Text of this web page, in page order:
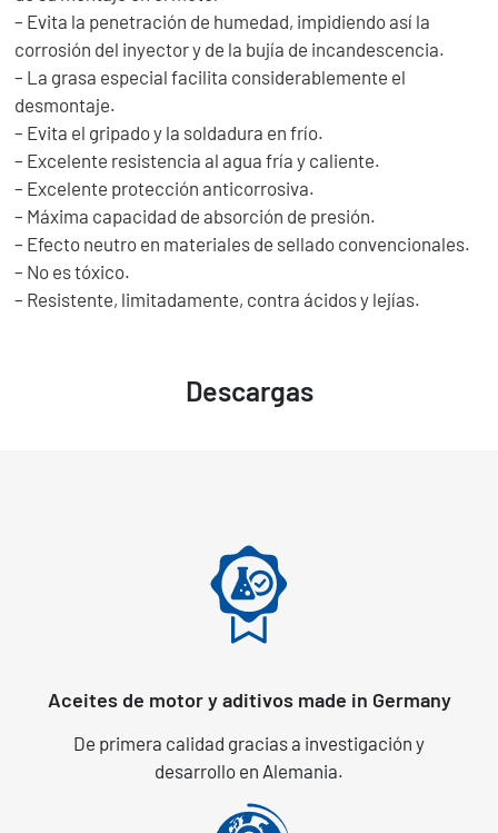
Descargas
– Evita la penetración de humedad, impidiendo así la
corrosión del inyector y de la bujía de incandescencia.
– La grasa especial facilita considerablemente el
desmontaje.
– Evita el gripado y la soldadura en frío.
– Excelente resistencia al agua fría y caliente.
– Excelente protección anticorrosiva.
– Máxima capacidad de absorción de presión.
– Efecto neutro en materiales de sellado convencionales.
– No es tóxico.
– Resistente, limitadamente, contra ácidos y lejías.
Aceites de motor y aditivos made in Germany
De primera calidad gracias a investigación y
desarrollo en Alemania.